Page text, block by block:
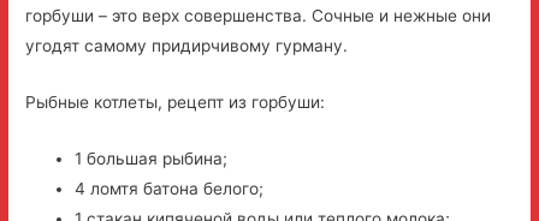
горбуши – это верх совершенства. Сочные и нежные они
угодят самому придирчивому гурману.
Рыбные котлеты, рецепт из горбуши:
1 большая рыбина;
4 ломтя батона белого;